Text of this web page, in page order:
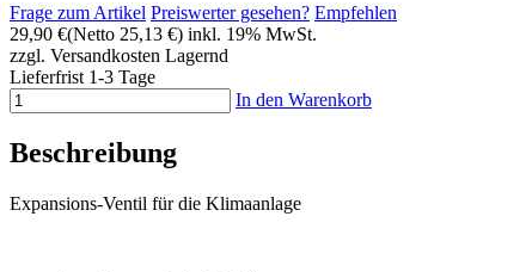
Frage zum Artikel Preiswerter gesehen? Empfehlen
29,90 €(Netto 25,13 €) inkl. 19% MwSt.
zzgl. Versandkosten Lagernd
Lieferfrist 1-3 Tage
In den Warenkorb
Beschreibung
Expansions-Ventil für die Klimaanlage